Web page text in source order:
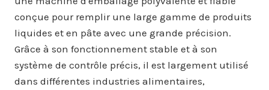
conçue pour remplir une large gamme de produits
liquides et en pâte avec une grande précision.
Grâce à son fonctionnement stable et à son
système de contrôle précis, il est largement utilisé
dans différentes industries alimentaires,